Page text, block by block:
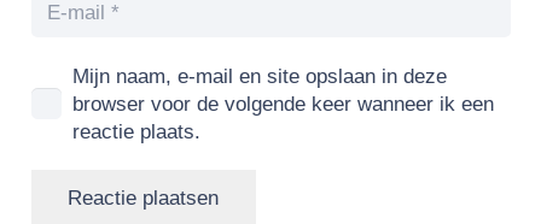
Mijn naam, e-mail en site opslaan in deze
browser voor de volgende keer wanneer ik een
reactie plaats.
Reactie plaatsen